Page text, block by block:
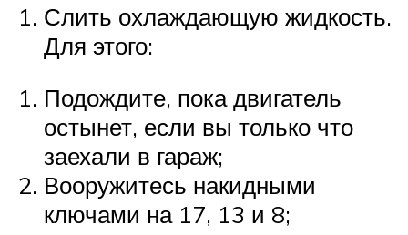
Слить охлаждающую жидкость.
Для этого:
Подождите, пока двигатель
остынет, если вы только что
заехали в гараж;
Вооружитесь накидными
ключами на 17, 13 и 8;